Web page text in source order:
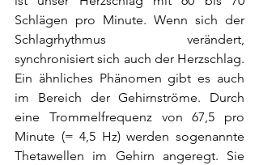
Schlägen pro Minute. Wenn sich der
Schlagrhythmus verändert,
synchronisiert sich auch der Herzschlag.
Ein ähnliches Phänomen gibt es auch
im Bereich der Gehirnströme. Durch
eine Trommelfrequenz von 67,5 pro
Minute (= 4,5 Hz) werden sogenannte
Thetawellen im Gehirn angeregt. Sie